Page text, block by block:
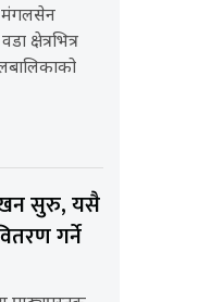
क्षेत्रभित्र
सुरु, यसै
गर्ने